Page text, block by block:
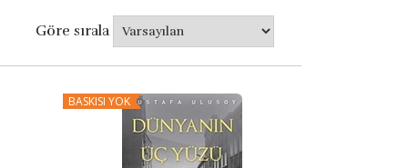
Göre sırala
BASKISI YOK